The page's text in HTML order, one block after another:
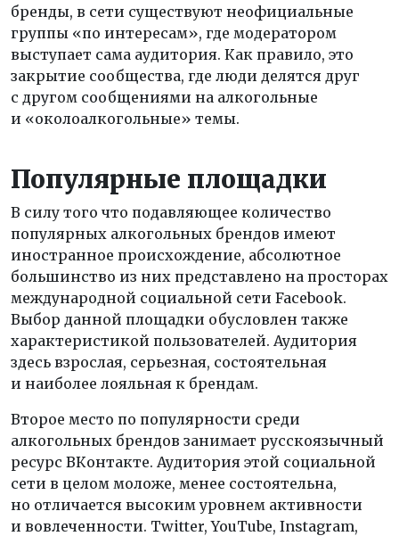
бренды, в сети существуют неофициальные
группы «по интересам», где модератором
выступает сама аудитория. Как правило, это
закрытие сообщества, где люди делятся друг
с другом сообщениями на алкогольные
и «околоалкогольные» темы.
Популярные площадки
В силу того что подавляющее количество
популярных алкогольных брендов имеют
иностранное происхождение, абсолютное
большинство из них представлено на просторах
международной социальной сети Facebook.
Выбор данной площадки обусловлен также
характеристикой пользователей. Аудитория
здесь взрослая, серьезная, состоятельная
и наиболее лояльная к брендам.
Второе место по популярности среди
алкогольных брендов занимает русскоязычный
ресурс ВКонтакте. Аудитория этой социальной
сети в целом моложе, менее состоятельна,
но отличается высоким уровнем активности
и вовлеченности. Twitter, YouTube, Instagram,